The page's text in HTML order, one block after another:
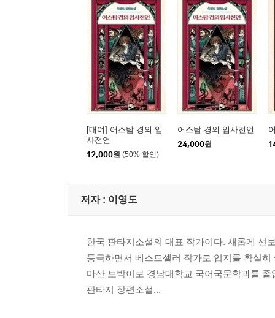
[대여] 어스탐 경의 임
사전언
12,000원 (50% 할인)
어스탐 경의 임사전언
24,000원
저자 : 이영도
한국 판타지소설의 대표 작가이다. 새롭게 선
등극하면서 베스트셀러 작가로 입지를 확실
마산 토박이로 경남대학교 국어국문학과를
판타지 장편소설...